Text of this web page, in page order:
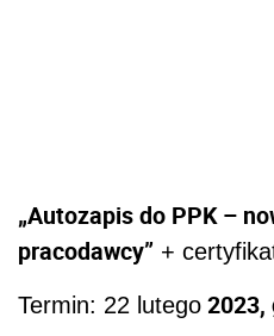
„Autozapis do PPK –
pracodawcy” +
Termin: 22 lutego 2023,